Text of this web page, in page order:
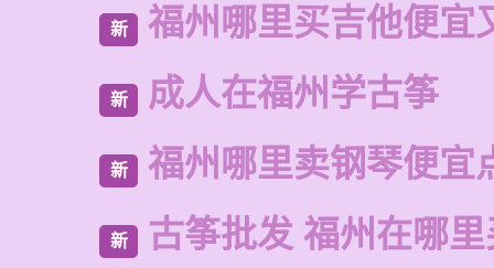
新 福州哪里买吉他便宜
新 成人在福州学古筝
新 福州哪里卖钢琴便宜
新 古筝批发 福州在哪